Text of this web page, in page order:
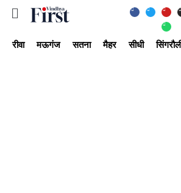
रीवा मऊगंज सतना मैहर सीधी